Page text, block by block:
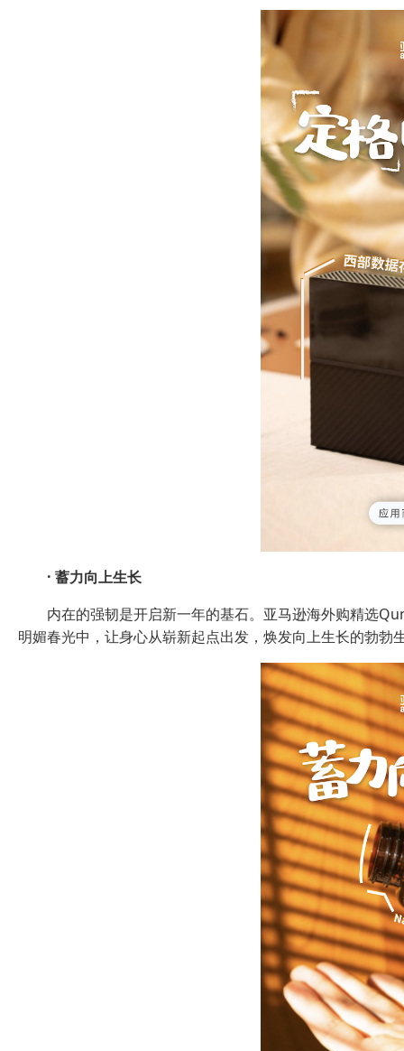
· 蓄力向上生长
内在的强韧是开启新一年的基石。亚马逊海外购精选
明媚春光中，让身心从崭新起点出发，焕发向上生长的勃勃